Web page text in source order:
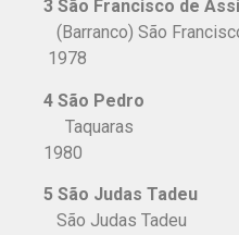
3 São Francisco de
(Barranco) São
1978
4 São Pedro
1980
5 São Judas Tadeu
São